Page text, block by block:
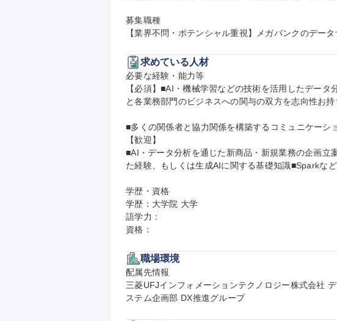
募集職種
【業界不問・ポテンシャル重視】メガバンクのデー
求めている人材
必要な経験・能力等
【必須】■AI・機械学習などの技術を活用したデー
と各業務部門のビジネスへの関与の双方を志向性お持
■多くの関係者と協力関係を構築するコミュニケー
【歓迎】
■AI・データ分析を通じた新商品・新規業務の企画立
た経験、もしくは生成AIに関する基礎知識■Sparkな
学歴・資格
学歴：大学院 大学
語学力：
資格：
職場環境
配属先情報
三菱UFJインフォメーションテクノロジー株式会社
ステム企画部 DX推進グループ